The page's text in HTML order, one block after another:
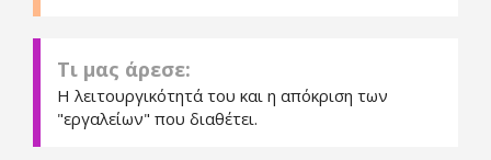
Τι μας άρεσε:
Η λειτουργικότητά του και η απόκριση των
"εργαλείων" που διαθέτει.